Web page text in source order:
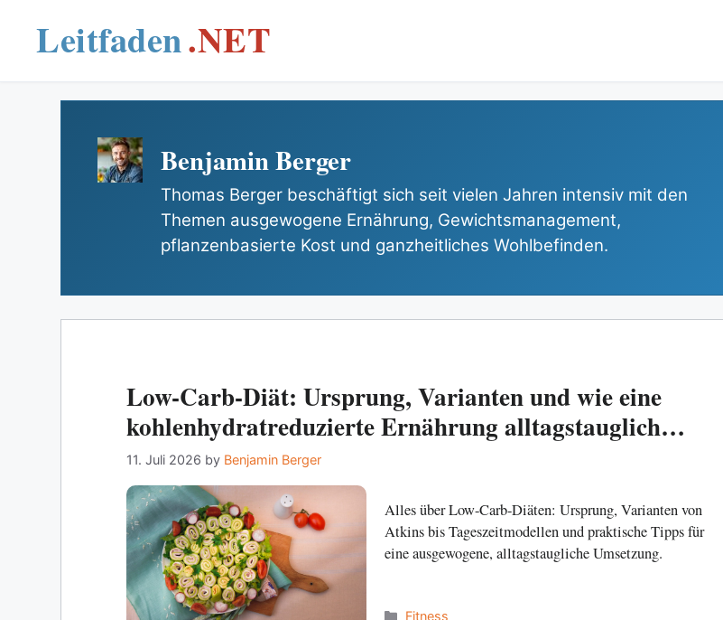
content
Benjamin Berger
Thomas Berger beschäftigt sich seit vielen Jahren intensiv mit den
Themen ausgewogene Ernährung, Gewichtsmanagement,
pflanzenbasierte Kost und ganzheitliches Wohlbefinden.
Low-Carb-Diät: Ursprung, Varianten und wie eine
kohlenhydratreduzierte Ernährung alltagstauglich
gelingt
11. Juli 2026 by Benjamin Berger
Alles über Low-Carb-Diäten: Ursprung, Varianten von
Atkins bis Tageszeitmodellen und praktische Tipps für
eine ausgewogene, alltagstaugliche Umsetzung.
Categories
Fitness